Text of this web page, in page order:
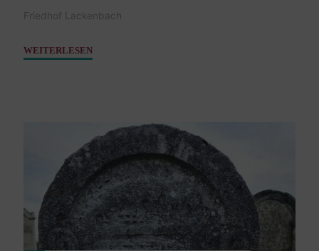
Friedhof Lackenbach
WEITERLESEN"Stössel
1892"